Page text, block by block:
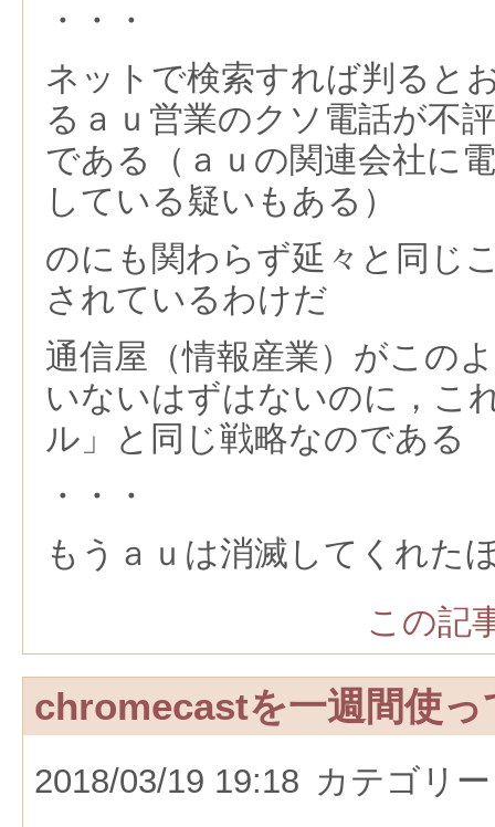
・・・
ネットで検索すれば判ると
るａｕ営業のクソ電話が不
である（ａｕの関連会社に
している疑いもある）
のにも関わらず延々と同じ
されているわけだ
通信屋（情報産業）がこの
いないはずはないのに，こ
ル」と同じ戦略なのである
・・・
もうａｕは消滅してくれた
この記
chromecastを一週間使っ
2018/03/19 19:18 カテゴリ